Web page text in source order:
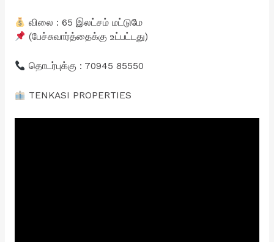
விலை : 65 இலட்சம் மட்டுமே
(பேச்சுவார்த்தைக்கு உட்பட்டது)
தொடர்புக்கு : 70945 85550
TENKASI PROPERTIES